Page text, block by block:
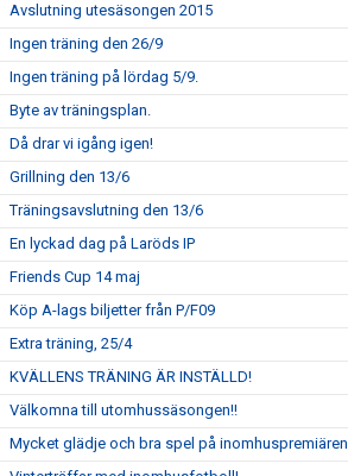
Avslutning utesäsongen 2015
Ingen träning den 26/9
Ingen träning på lördag 5/9.
Byte av träningsplan.
Då drar vi igång igen!
Grillning den 13/6
Träningsavslutning den 13/6
En lyckad dag på Laröds IP
Friends Cup 14 maj
Köp A-lags biljetter från P/F09
Extra träning, 25/4
KVÄLLENS TRÄNING ÄR INSTÄLLD!
Välkomna till utomhussäsongen!!
Mycket glädje och bra spel på inomhuspremiären